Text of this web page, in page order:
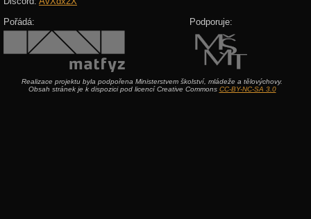
Pořádá: Podporuje:
Realizace projektu byla podpořena Ministerstvem školství, mládeže a tělovýchovy.
Obsah stránek je k dispozici pod licencí Creative Commons CC-BY-NC-SA 3.0